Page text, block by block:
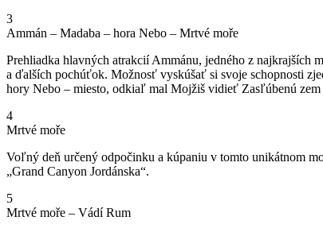
3
Ammán – Madaba – hora Nebo – Mrtvé moře
Prehliadka hlavných atrakcií Ammánu, jedného z najkrajších
a ďalších pochúťok. Možnosť vyskúšať si svoje schopnosti
hory Nebo – miesto, odkiaľ mal Mojžiš vidieť Zasľúbenú
4
Mrtvé moře
Voľný deň určený odpočinku a kúpaniu v tomto unikátnom
„Grand Canyon Jordánska“.
5
Mrtvé moře – Vádí Rum